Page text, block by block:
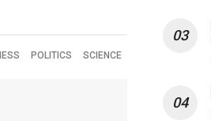
POLITICS SCIENCE